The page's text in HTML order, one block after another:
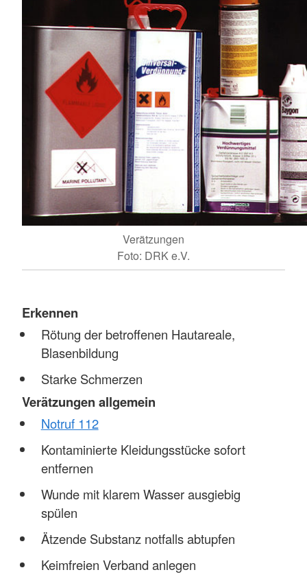
Verätzungen
Foto: DRK e.V.
Erkennen
Rötung der betroffenen Hautareale,
Blasenbildung
Starke Schmerzen
Verätzungen allgemein
Notruf 112
Kontaminierte Kleidungsstücke sofort
entfernen
Wunde mit klarem Wasser ausgiebig
spülen
Ätzende Substanz notfalls abtupfen
Keimfreien Verband anlegen